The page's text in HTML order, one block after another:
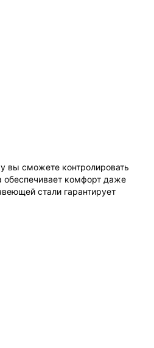
вы сможете контролировать
обеспечивает комфорт даже
стали гарантирует